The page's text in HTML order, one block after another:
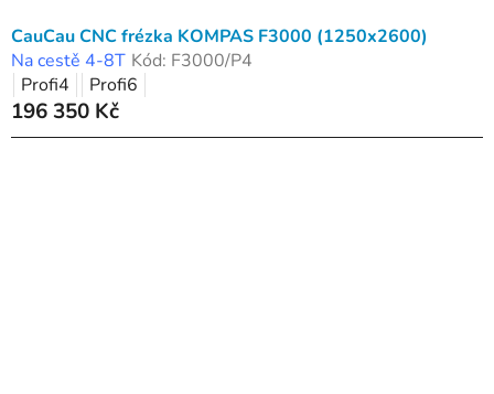
ů
CauCau CNC frézka KOMPAS F3000 (1250x2600)
Na cestě 4-8T Kód: F3000/P4
Profi4
Profi6
196 350 Kč